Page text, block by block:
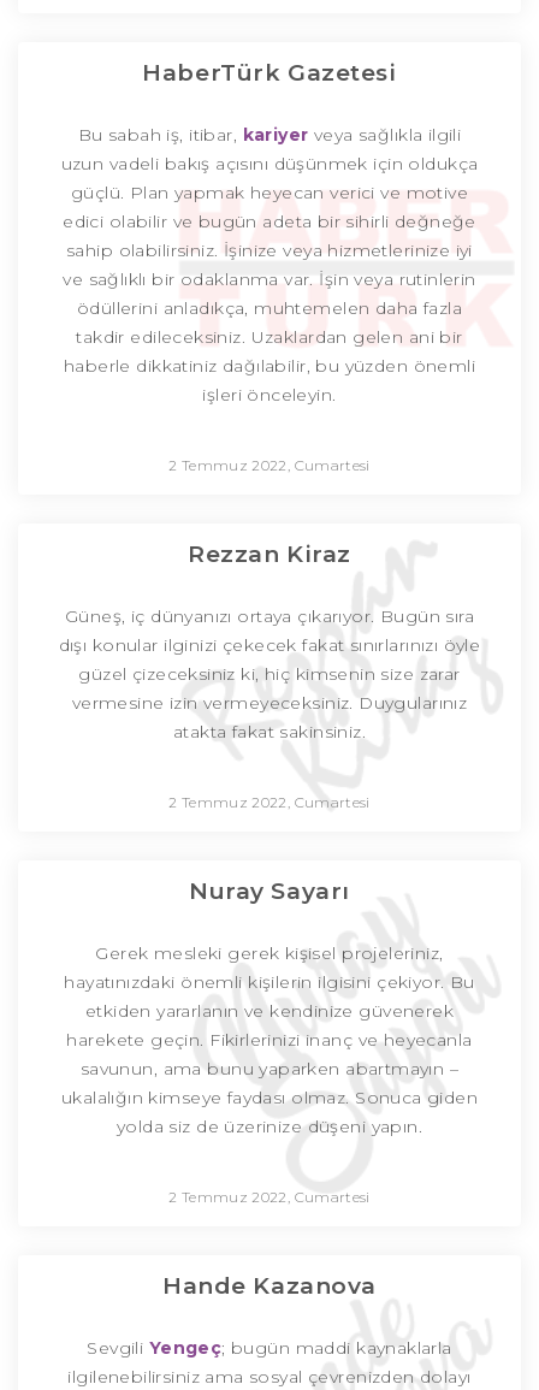
HaberTürk Gazetesi
Bu sabah iş, itibar, kariyer veya sağlıkla ilgili
uzun vadeli bakış açısını düşünmek için oldukça
güçlü. Plan yapmak heyecan verici ve motive
edici olabilir ve bugün adeta bir sihirli değneğe
sahip olabilirsiniz. İşinize veya hizmetlerinize iyi
ve sağlıklı bir odaklanma var. İşin veya rutinlerin
ödüllerini anladıkça, muhtemelen daha fazla
takdir edileceksiniz. Uzaklardan gelen ani bir
haberle dikkatiniz dağılabilir, bu yüzden önemli
işleri önceleyin.
2 Temmuz 2022, Cumartesi
Rezzan Kiraz
Güneş, iç dünyanızı ortaya çıkarıyor. Bugün sıra
dışı konular ilginizi çekecek fakat sınırlarınızı öyle
güzel çizeceksiniz ki, hiç kimsenin size zarar
vermesine izin vermeyeceksiniz. Duygularınız
atakta fakat sakinsiniz.
2 Temmuz 2022, Cumartesi
Nuray Sayarı
Gerek mesleki gerek kişisel projeleriniz,
hayatınızdaki önemli kişilerin ilgisini çekiyor. Bu
etkiden yararlanın ve kendinize güvenerek
harekete geçin. Fikirlerinizi inanç ve heyecanla
savunun, ama bunu yaparken abartmayın –
ukalalığın kimseye faydası olmaz. Sonuca giden
yolda siz de üzerinize düşeni yapın.
2 Temmuz 2022, Cumartesi
Hande Kazanova
Sevgili Yengeç; bugün maddi kaynaklarla
ilgilenebilirsiniz ama sosyal çevrenizden dolayı